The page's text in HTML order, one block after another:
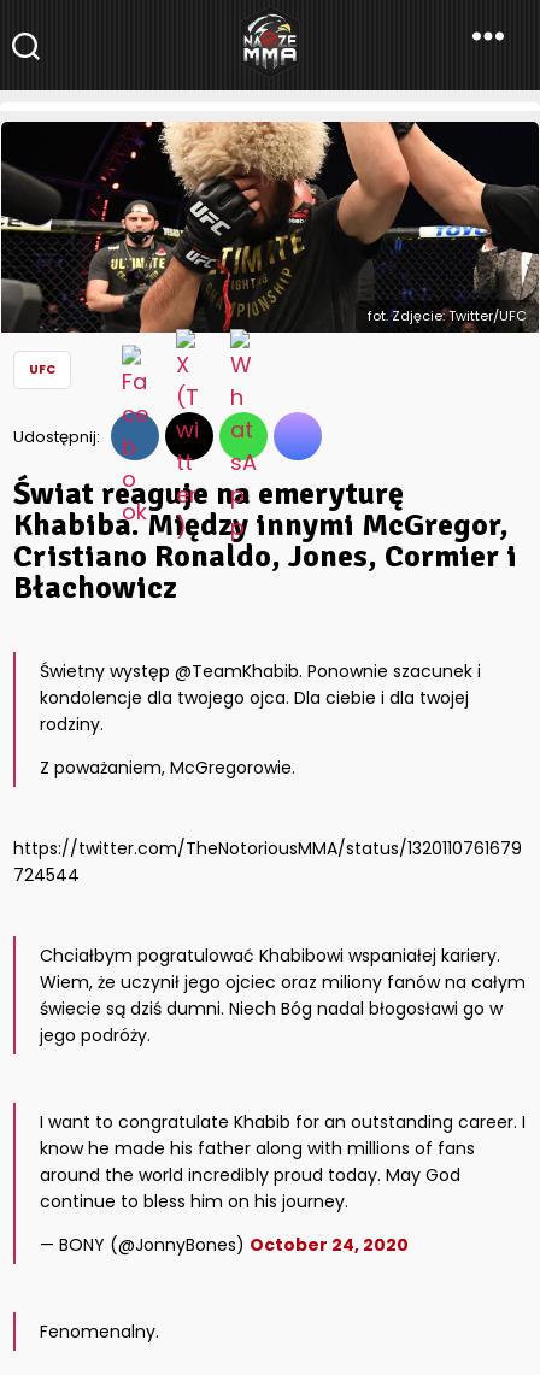
NaszeMMA
NaszeMMA.pl»Aktualności»Świat»UFC»Świat reaguje na
emeryturę Khabiba. Między innymi McGregor, Cristiano
Ronaldo, Jones, Cormier i Błachowicz
fot. Zdjęcie: Twitter/UFC
UFC
Udostępnij:
Świat reaguje na emeryturę
Khabiba. Między innymi McGregor,
Cristiano Ronaldo, Jones, Cormier i
Błachowicz
Świetny występ @TeamKhabib. Ponownie szacunek i
kondolencje dla twojego ojca. Dla ciebie i dla twojej
rodziny.
Z poważaniem, McGregorowie.
https://twitter.com/TheNotoriousMMA/status/1320110761679
724544
Chciałbym pogratulować Khabibowi wspaniałej kariery.
Wiem, że uczynił jego ojciec oraz miliony fanów na całym
świecie są dziś dumni. Niech Bóg nadal błogosławi go w
jego podróży.
I want to congratulate Khabib for an outstanding career. I
know he made his father along with millions of fans
around the world incredibly proud today. May God
continue to bless him on his journey.
— BONY (@JonnyBones) October 24, 2020
Fenomenalny.